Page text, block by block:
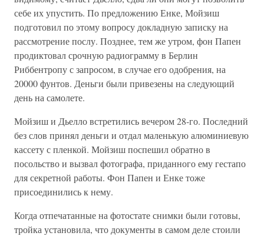
себе их упустить. По предложению Енке, Мойзиш
подготовил по этому вопросу докладную записку на
рассмотрение послу. Позднее, тем же утром, фон Папен
продиктовал срочную радиограмму в Берлин
Риббентропу с запросом, в случае его одобрения, на
20000 фунтов. Деньги были привезены на следующий
день на самолете.
Мойзиш и Дьелло встретились вечером 28-го. Последний
без слов принял деньги и отдал маленькую алюминиевую
кассету с пленкой. Мойзиш поспешил обратно в
посольство и вызвал фотографа, приданного ему гестапо
для секретной работы. Фон Папен и Енке тоже
присоединились к нему.
Когда отпечатанные на фотостате снимки были готовы,
тройка установила, что документы в самом деле стоили